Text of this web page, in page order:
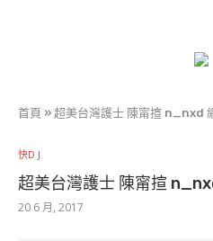
首頁 » 超美台灣護士 陳甯揎 n_nxd
快D J
超美台灣護士 陳甯揎
20 6 月, 2017